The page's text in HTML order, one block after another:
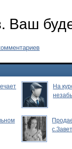
Ваш
На